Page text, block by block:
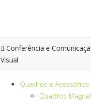
Conferência e
Visual
Quadros e Acessórios
Quadros